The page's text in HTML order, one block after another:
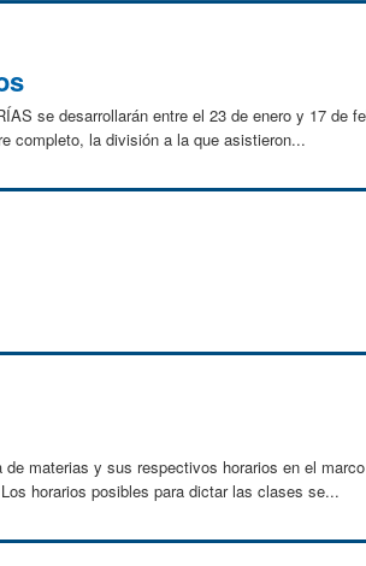
se desarrollarán entre el 23 de enero y 17 de
completo, la división a la que asistieron...
materias y sus respectivos horarios en el
horarios posibles para dictar las clases se...